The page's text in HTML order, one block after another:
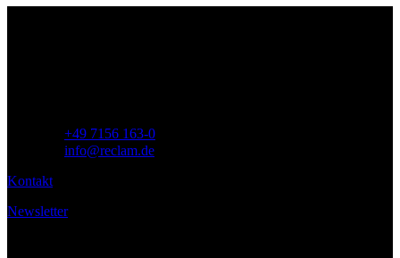
+49 7156 163-0
info@reclam.de
Kontakt
Newsletter